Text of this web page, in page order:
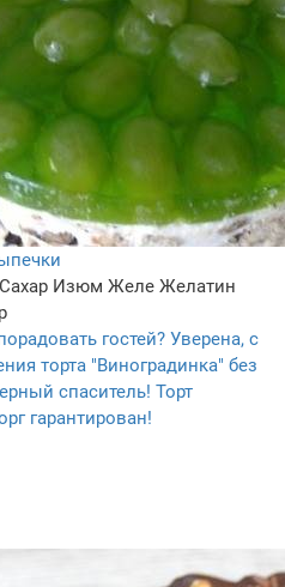
Сахар Изюм Желе Желатин
гостей? Уверена, с
торта "Виноградинка" без
спаситель! Торт
гарантирован!